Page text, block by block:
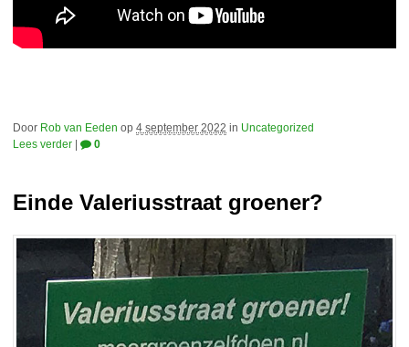
Door Rob van Eeden op 4 september 2022 in Uncategorized
Lees verder
0
Einde Valeriusstraat groener?